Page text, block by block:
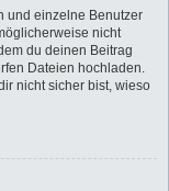
und einzelne Benutzer
nicht
du deinen Beitrag
Dateien hochladen.
nicht sicher bist, wieso